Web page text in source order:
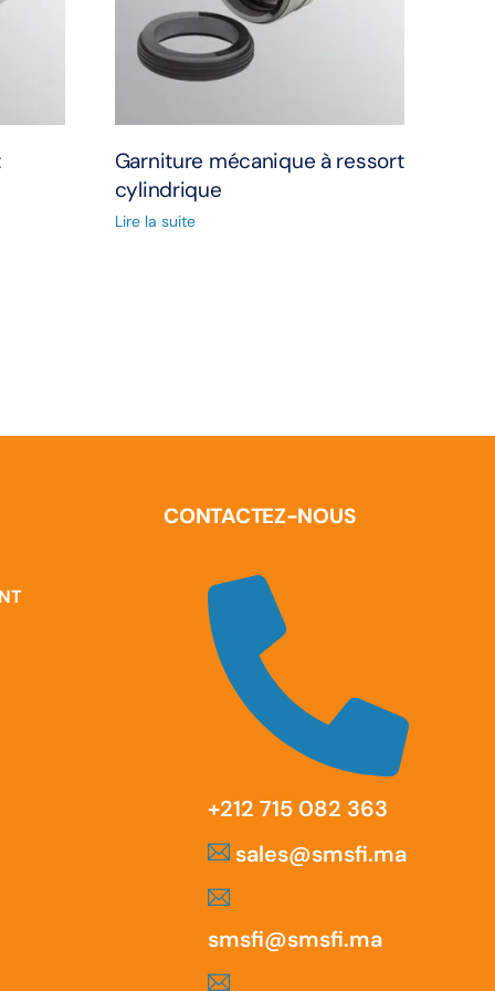
Garniture mécanique à ressort
cylindrique
Lire la suite
CONTACTEZ-NOUS
‪+212 715 082 363
sales@smsfi.ma
smsfi@smsfi.ma